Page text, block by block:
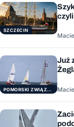
SZCZECIN
czyli
POMORSKI ZWIĄZEK ŻEGLARSKI
Już